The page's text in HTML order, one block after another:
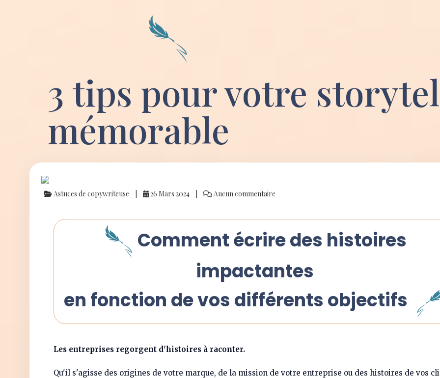
3 tips pour votre
mémorable
Astuces de copywriteuse 26 Mars 2024 Aucun commentaire
Comment écrire des histoires
impactantes
en fonction de vos différents objectifs
Les entreprises regorgent d'histoires à raconter.
Qu'il s'agisse des origines de votre marque, de la mission de votre entreprise ou des histoires de vos